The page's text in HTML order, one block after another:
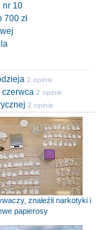
nr 10
700 zł
2 opinie
czerwca 2 opinie
2 opinie
znaleźli narkotyki i
papierosy